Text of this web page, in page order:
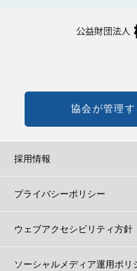
協会が管理
採用情報
プライバシーポリシー
ウェブアクセシビリティ方針
ソーシャルメディア運用ポリ